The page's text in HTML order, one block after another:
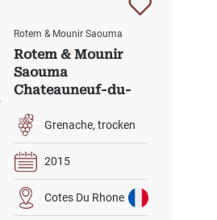
Rotem & Mounir Saouma
Rotem & Mounir
Saouma
Chateauneuf-du-
Grenache trocken
2015
Cotes Du Rhone